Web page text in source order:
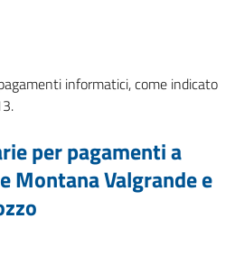
informatici, come indicato
per pagamenti a
Montana Valgrande e